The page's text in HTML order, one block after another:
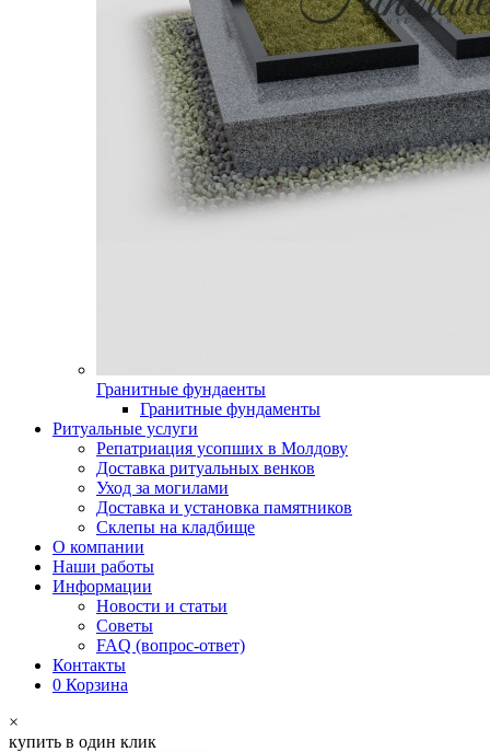
Гранитные фундаенты
Гранитные фундаменты
Ритуальные услуги
Репатриация усопших в Молдову
Доставка ритуальных венков
Уход за могилами
Доставка и установка памятников
Склепы на кладбище
О компании
Наши работы
Информации
Новости и статьи
Советы
FAQ (вопрос-ответ)
Контакты
0 Корзина
×
купить в один клик